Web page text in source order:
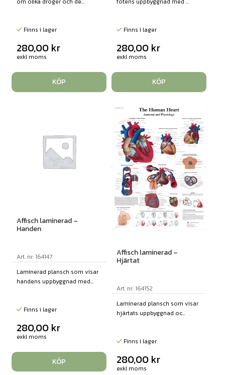
Finns i lager
280,00 kr
exkl moms
KÖP
Finns i lager
280,00 kr
exkl moms
KÖP
Affisch laminerad –
Handen
Art. nr: 164147
Laminerad plansch som visar
handens uppbyggnad med...
Finns i lager
280,00 kr
exkl moms
KÖP
Affisch laminerad –
Hjärtat
Art. nr: 164152
Laminerad plansch som visar
hjärtats uppbyggnad oc...
Finns i lager
280,00 kr
exkl moms